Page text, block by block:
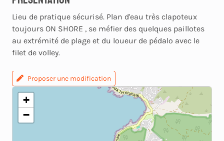
Lieu de pratique sécurisé. Plan d'eau très clapoteux
toujours ON SHORE , se méfier des quelques paillotes
au extrémité de plage et du loueur de pédalo avec le
filet de volley.
Proposer une modification
+
−